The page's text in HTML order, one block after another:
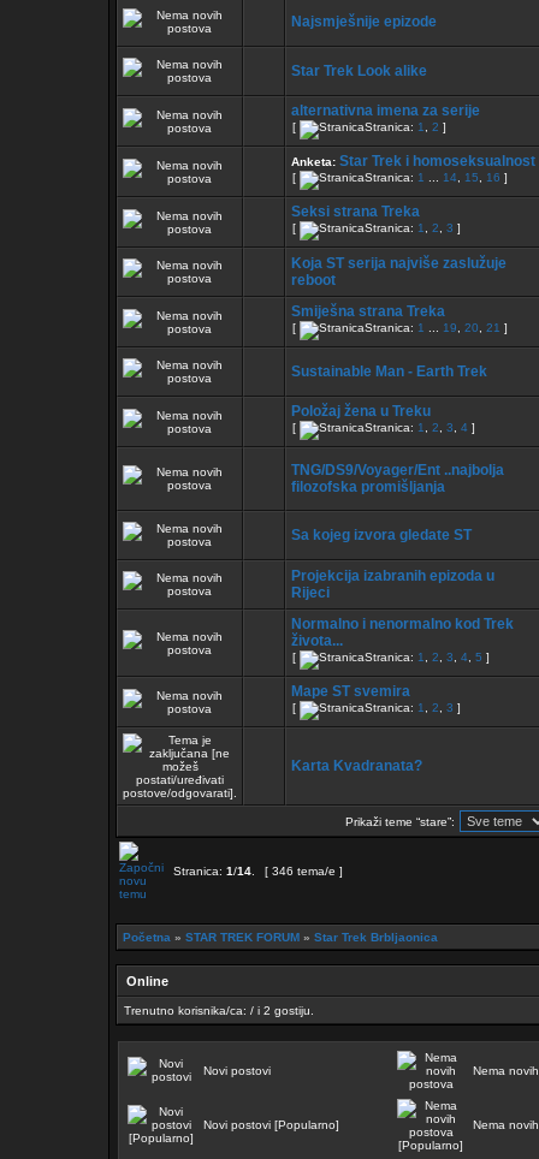
Najsmješnije epizode
Star Trek Look alike
alternativna imena za serije
[ Stranica: 1 2 ]
Anketa: Star Trek i homoseksualnost
[ Stranica: 1 14 15 16 ]
Seksi strana Treka
[ Stranica: 1 2 3 ]
Koja ST serija najviše zaslužuje
reboot
Smiješna strana Treka
[ Stranica: 1 19 20 21 ]
Sustainable Man - Earth Trek
Položaj žena u Treku
[ Stranica: 1 2 3 4 ]
TNG/DS9/Voyager/Ent ..najbolja
filozofska promišljanja
Sa kojeg izvora gledate ST
Projekcija izabranih epizoda u
Rijeci
Normalno i nenormalno kod Trek
života...
[ Stranica: 1 2 3 4 5 ]
Mape ST svemira
[ Stranica: 1 2 3 ]
Karta Kvadranata?
Prikaži teme “stare”:
Stranica: 1/14 [ 346 tema/e ]
Početna » STAR TREK FORUM » Star Trek Brbljaonica
Online
Trenutno korisnika/ca: / i 2 gostiju.
Novi postovi Nema
Novi postovi [Popularno] Nema